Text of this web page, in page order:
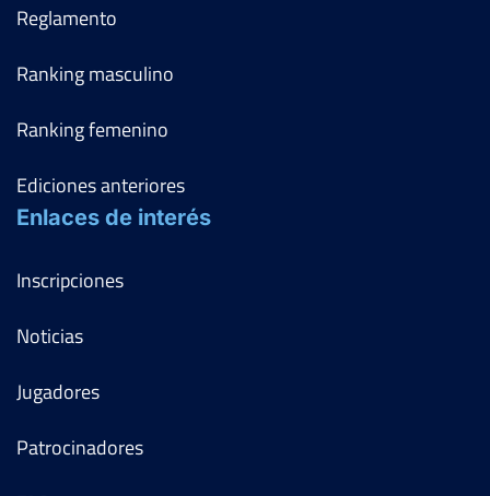
Reglamento
Ranking masculino
Ranking femenino
Ediciones anteriores
Enlaces de interés
Inscripciones
Noticias
Jugadores
Patrocinadores